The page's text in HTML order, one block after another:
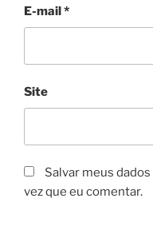
E-mail *
Site
Salvar meus
vez que eu comentar.